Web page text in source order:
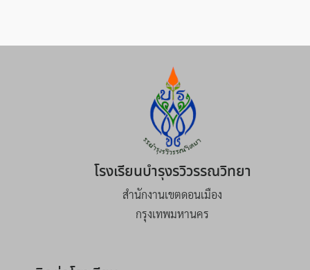
โรงเรียนบำรุงรวิวรรณวิทยา
สำนักงานเขตดอนเมือง
กรุงเทพมหานคร